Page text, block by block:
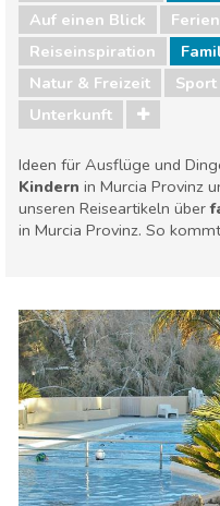
Auf einen Blick
Reiseinspiration
Natur & Freizeit
Unterkunft
Ideen für Ausflüge und
Kindern in Murcia Provinz
unseren Reiseartikeln über
in Murcia Provinz. So
Familienspaß
Sport & Abenteuer